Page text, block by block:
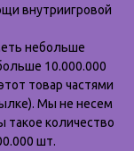
внутриигровой
небольше
10.000.000
товар частями
Мы не несем
такое количество
шт.